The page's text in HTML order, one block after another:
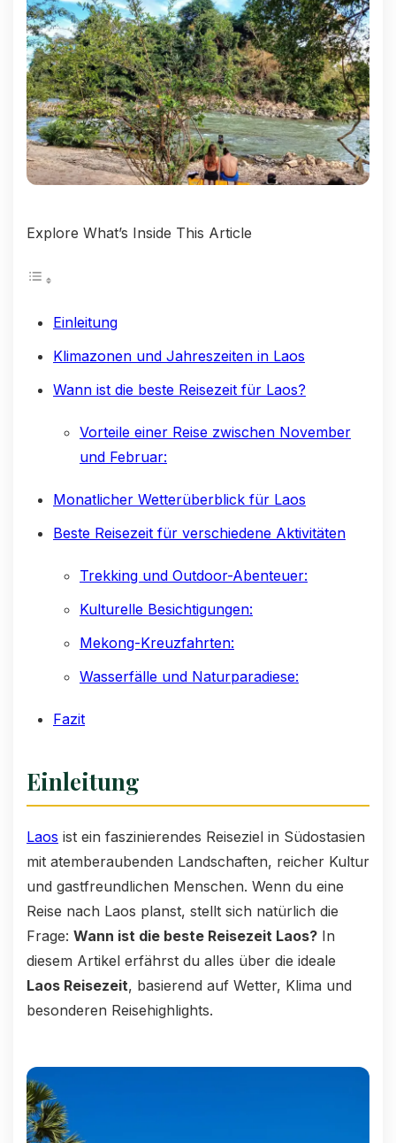
Explore What’s Inside This Article
Einleitung
Klimazonen und Jahreszeiten in Laos
Wann ist die beste Reisezeit für Laos?
Vorteile einer Reise zwischen November
und Februar:
Monatlicher Wetterüberblick für Laos
Beste Reisezeit für verschiedene Aktivitäten
Trekking und Outdoor-Abenteuer:
Kulturelle Besichtigungen:
Mekong-Kreuzfahrten:
Wasserfälle und Naturparadiese:
Fazit
Einleitung
Laos ist ein faszinierendes Reiseziel in Südostasien
mit atemberaubenden Landschaften, reicher Kultur
und gastfreundlichen Menschen. Wenn du eine
Reise nach Laos planst, stellt sich natürlich die
Frage: Wann ist die beste Reisezeit Laos? In
diesem Artikel erfährst du alles über die ideale
Laos Reisezeit, basierend auf Wetter, Klima und
besonderen Reisehighlights.